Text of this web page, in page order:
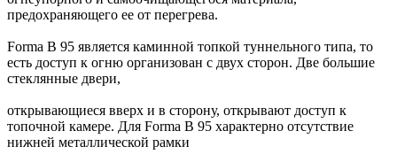
предохраняющего ее от перегрева.
Forma B 95 является каминной топкой туннельного типа, то
есть доступ к огню организован с двух сторон. Две большие
стеклянные двери,
открывающиеся вверх и в сторону, открывают доступ к
топочной камере. Для Forma B 95 характерно отсутствие
нижней металлической рамки